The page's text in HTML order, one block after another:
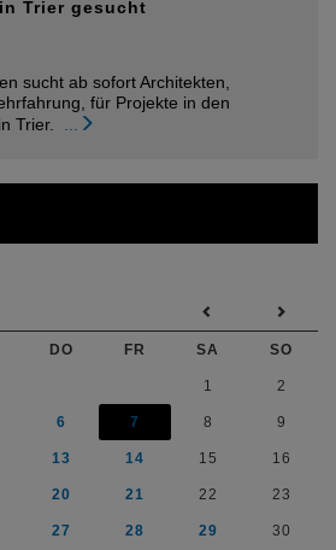
Trier gesucht
sucht ab sofort Architekten,
für Projekte in den
Trier.
DO FR SA SO
1 2
6 7 8 9
13 14 15 16
20 21 22 23
27 28 29 30